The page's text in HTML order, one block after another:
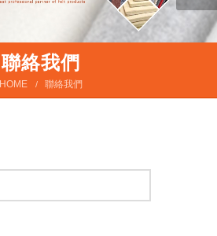
聯絡我們
HOME 聯絡我們